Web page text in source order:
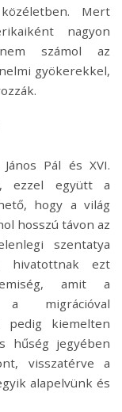
Mert
nagyon
számol az
gyökerekkel,
Pál és XVI.
ezzel együtt a
hogy a világ
hosszú távon az
szentatya
hivatottnak ezt
amit a
a migrációval
pedig kiemelten
hűség jegyében
visszatérve a
alapelvünk és